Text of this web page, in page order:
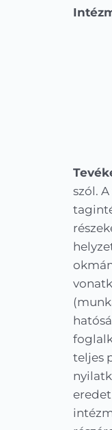
szól.
teljes